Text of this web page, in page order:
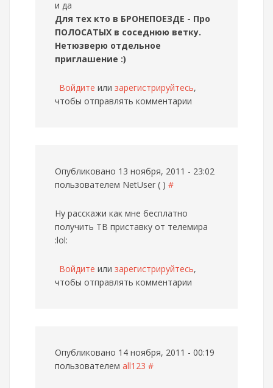
и да
Для тех кто в БРОНЕПОЕЗДЕ - Про
ПОЛОСАТЫХ в соседнюю ветку.
Нетюзверю отдельное
приглашение :)
Войдите или зарегистрируйтесь,
чтобы отправлять комментарии
Опубликовано 13 ноября, 2011 - 23:02
пользователем NetUser ( ) #
Ну расскажи как мне бесплатно
получить ТВ приставку от телемира
:lol:
Войдите или зарегистрируйтесь,
чтобы отправлять комментарии
Опубликовано 14 ноября, 2011 - 00:19
пользователем all123 #